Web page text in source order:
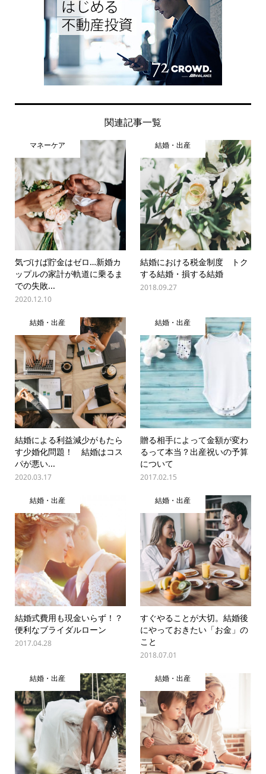
関連記事一覧
マネーケア
気づけば貯金はゼロ…新婚カ
ップルの家計が軌道に乗るま
での失敗...
2020.12.10
結婚・出産
結婚における税金制度 トク
する結婚・損する結婚
2018.09.27
結婚・出産
結婚による利益減少がもたら
す少婚化問題！ 結婚はコス
パが悪い...
2020.03.17
結婚・出産
贈る相手によって金額が変わ
るって本当？出産祝いの予算
について
2017.02.15
結婚・出産
結婚式費用も現金いらず！？
便利なブライダルローン
2017.04.28
結婚・出産
すぐやることが大切。結婚後
にやっておきたい「お金」の
こと
2018.07.01
結婚・出産 結婚・出産